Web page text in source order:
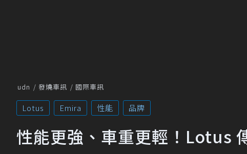
udn 發燒車訊 國際車訊
Lotus Emira 性能 品牌
性能更強、車重更輕！Lotus